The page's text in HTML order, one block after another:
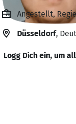
Angestellt,
Düsseldorf,
Logg Dich ein, um